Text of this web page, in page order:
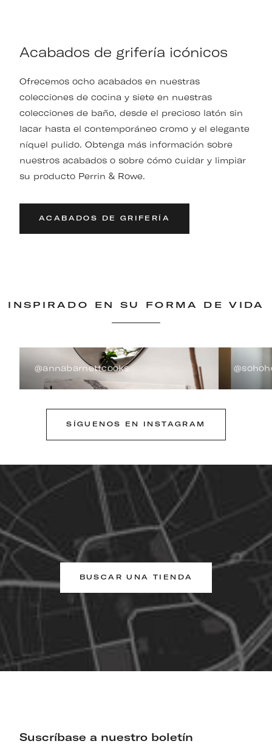
Acabados de grifería icónicos
Ofrecemos ocho acabados en nuestras
colecciones de cocina y siete en nuestras
colecciones de baño, desde el precioso latón sin
lacar hasta el contemporáneo cromo y el elegante
níquel pulido. Obtenga más información sobre
nuestros acabados o sobre cómo cuidar y limpiar
su producto Perrin & Rowe.
ACABADOS DE GRIFERÍA
INSPIRADO EN SU FORMA DE VIDA
@annabarnettcooks
SÍGUENOS EN INSTAGRAM
BUSCAR UNA TIENDA
Suscríbase a nuestro boletín